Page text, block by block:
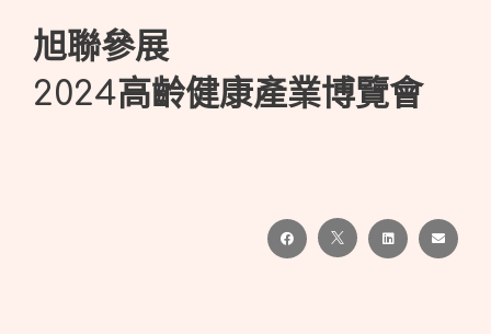
旭聯參展
2024高齡健康產業博覽會